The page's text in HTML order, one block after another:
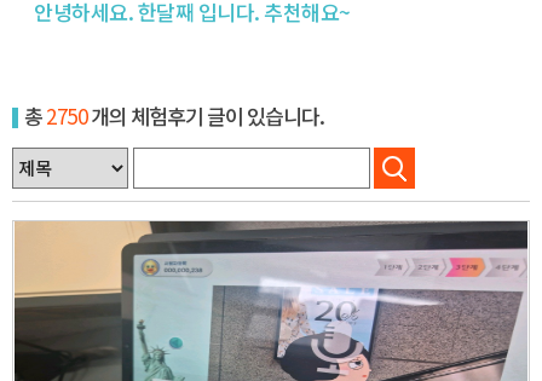
안녕하세요. 한달째 입니다. 추천해요~
총2750개의 체험후기 글이 있습니다.